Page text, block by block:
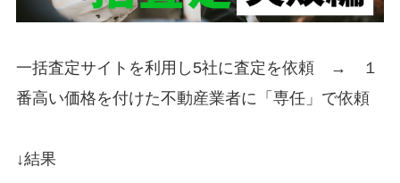
一括査定サイトを利用し 5社に査定を依頼 → １
番高い価格を付けた不動産業者に「専任」で依頼
↓結果